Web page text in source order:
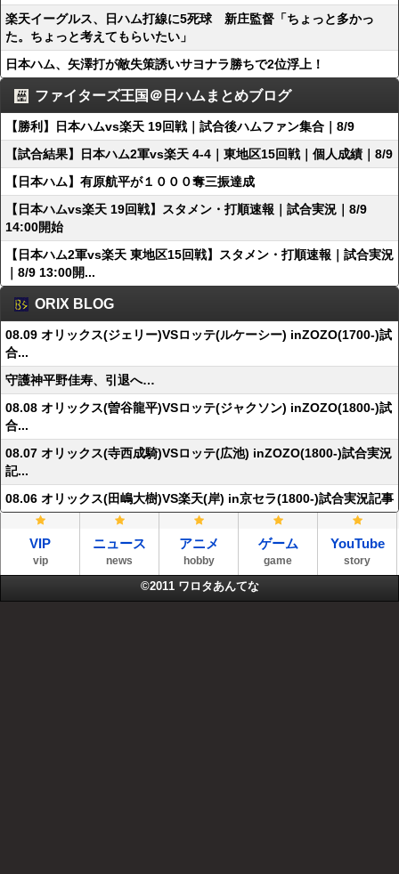
楽天イーグルス、日ハム打線に5死球 新庄監督「ちょっと多かっ
た。ちょっと考えてもらいたい」
日本ハム、矢澤打が敵失策誘いサヨナラ勝ちで2位浮上！
ファイターズ王国＠日ハムまとめブログ
【勝利】日本ハムvs楽天 19回戦｜試合後ハムファン集合｜8/9
【試合結果】日本ハム2軍vs楽天 4-4｜東地区15回戦｜個人成績｜8/9
【日本ハム】有原航平が１０００奪三振達成
【日本ハムvs楽天 19回戦】スタメン・打順速報｜試合実況｜8/9
14:00開始
【日本ハム2軍vs楽天 東地区15回戦】スタメン・打順速報｜試合実況
｜8/9 13:00開...
ORIX BLOG
08.09 オリックス(ジェリー)VSロッテ(ルケーシー) inZOZO(1700-)試
合...
守護神平野佳寿、引退へ…
08.08 オリックス(曽谷龍平)VSロッテ(ジャクソン) inZOZO(1800-)試
合...
08.07 オリックス(寺西成騎)VSロッテ(広池) inZOZO(1800-)試合実況
記...
08.06 オリックス(田嶋大樹)VS楽天(岸) in京セラ(1800-)試合実況記事
VIP
vip
ニュース
news
アニメ
hobby
ゲーム
game
YouTube
story
©2011 ワロタあんてな